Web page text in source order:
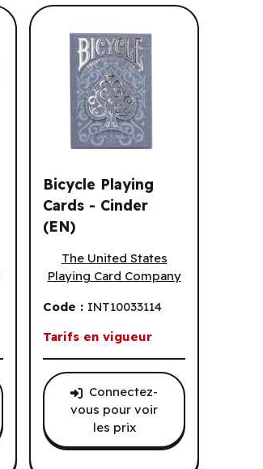
Bicycle Playing
Cards - Cinder
(EN)
The United States
Playing Card Company
Code : INT10033114
Tarifs en vigueur
Connectez-
vous pour voir
les prix